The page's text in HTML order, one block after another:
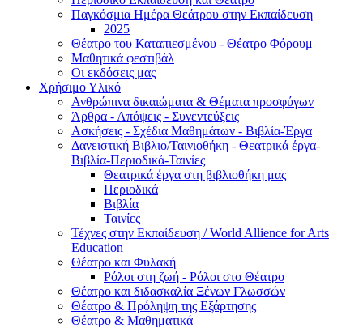
Παγκόσμια Ημέρα Θεάτρου στην Εκπαίδευση
2025
Θέατρο του Καταπιεσμένου - Θέατρο Φόρουμ
Μαθητικά φεστιβάλ
Οι εκδόσεις μας
Χρήσιμο Υλικό
Ανθρώπινα δικαιώματα & Θέματα προσφύγων
Άρθρα - Απόψεις - Συνεντεύξεις
Ασκήσεις - Σχέδια Μαθημάτων - Βιβλία-Έργα
Δανειστική Βιβλιο/Ταινιοθήκη - Θεατρικά έργα-
Βιβλία-Περιοδικά-Ταινίες
Θεατρικά έργα στη βιβλιοθήκη μας
Περιοδικά
Βιβλία
Ταινίες
Τέχνες στην Εκπαίδευση / World Allience for Arts
Education
Θέατρο και Φυλακή
Ρόλοι στη ζωή - Ρόλοι στο Θέατρο
Θέατρο και διδασκαλία Ξένων Γλωσσών
Θέατρο & Πρόληψη της Εξάρτησης
Θέατρο & Μαθηματικά